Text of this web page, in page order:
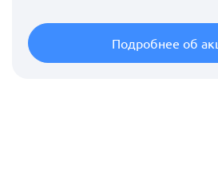
Подробнее об